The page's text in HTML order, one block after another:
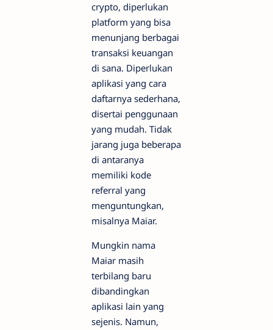
crypto, diperlukan
platform yang bisa
menunjang berbagai
transaksi keuangan
di sana. Diperlukan
aplikasi yang cara
daftarnya sederhana,
disertai penggunaan
yang mudah. Tidak
jarang juga beberapa
di antaranya
memiliki kode
referral yang
menguntungkan,
misalnya Maiar.
Mungkin nama
Maiar masih
terbilang baru
dibandingkan
aplikasi lain yang
sejenis. Namun,